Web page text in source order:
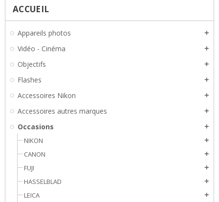
ACCUEIL
Appareils photos add
Vidéo - Cinéma add
Objectifs add
Flashes add
Accessoires Nikon add
Accessoires autres marques add
Occasions add
NIKON add
CANON add
FUJI add
HASSELBLAD add
LEICA add